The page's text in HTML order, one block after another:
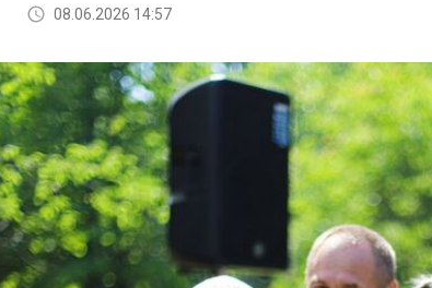
08.06.2026 14:57